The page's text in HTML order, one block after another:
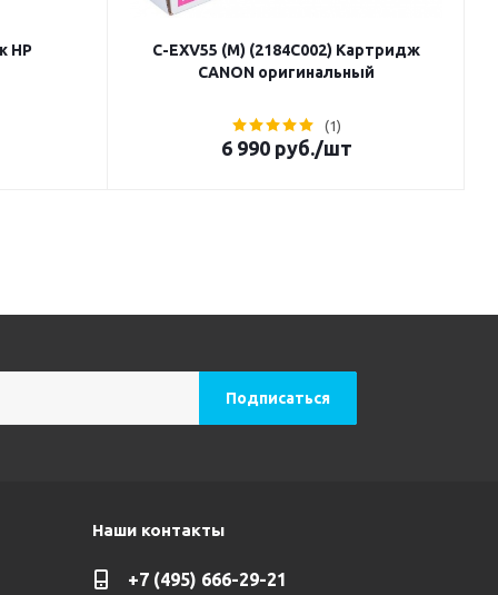
HP
C-EXV55 (M) (2184C002) Картридж
CANON оригинальный
(1)
6 990руб./шт
Наши контакты
+7 (495) 666-29-21